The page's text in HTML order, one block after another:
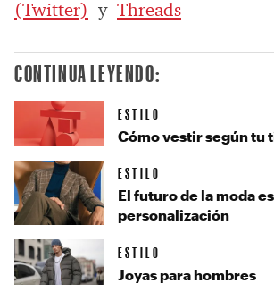
(Twitter) y Threads
CONTINUA LEYENDO:
ESTILO
Cómo vestir según tu
ESTILO
El futuro de la moda
personalización
ESTILO
Joyas para hombres